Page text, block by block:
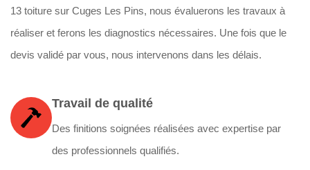
13 toiture sur Cuges Les Pins, nous évaluerons les travaux à
réaliser et ferons les diagnostics nécessaires. Une fois que le
devis validé par vous, nous intervenons dans les délais.
Travail de qualité
Des finitions soignées réalisées avec expertise par
des professionnels qualifiés.